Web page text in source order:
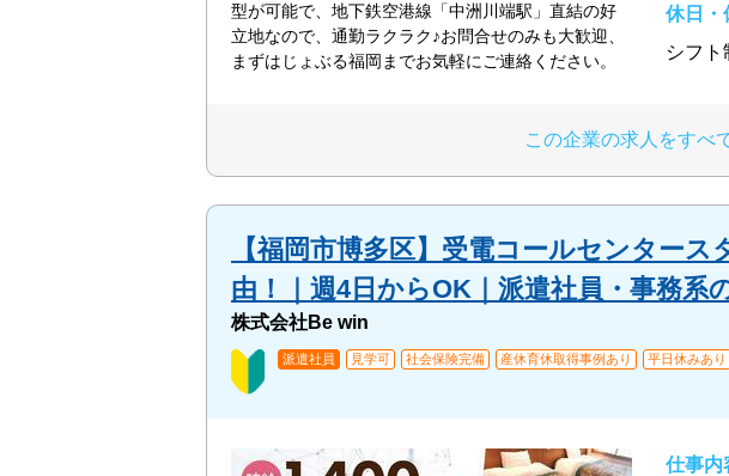
型が可能で、地下鉄空港線「中洲川端駅」直結の好
立地なので、通勤ラクラク♪お問合せのみも大歓迎、
まずはじょぶる福岡までお気軽にご連絡ください。
休日・
シフト
この企業の求人をすべ
【福岡市博多区】受電コールセンター
由！｜週4日からOK｜派遣社員・事務系
株式会社Be win
派遣社員 見学可 社会保険完備 産休育休取得事例あり 平日休みあり
仕事内